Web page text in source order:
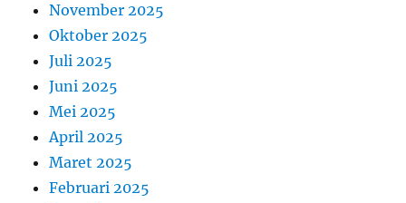
November 2025
Oktober 2025
Juli 2025
Juni 2025
Mei 2025
April 2025
Maret 2025
Februari 2025